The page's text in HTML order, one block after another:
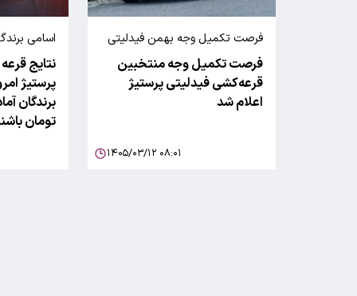
فرصت تکمیل وجه بهمن فیدلیتی
پرستیژ
فرصت تکمیل وجه منتخبین
قرعه‌کشی فیدلیتی پرستیژ
اعلام شد
۱۴۰۵/۰۳/۱۲ ۰۸:۰۱
اسامی
بهمن‌موتور
نتایج
پرستیژ
تومان